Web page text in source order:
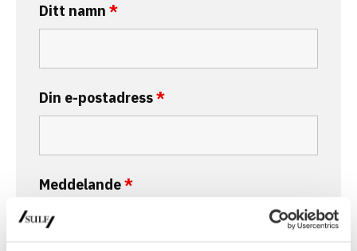
Ditt namn *
Din e-postadress*
Meddelande*